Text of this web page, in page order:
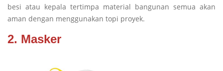
besi atau kepala tertimpa material bangunan semua akan
aman dengan menggunakan topi proyek.
2. Masker